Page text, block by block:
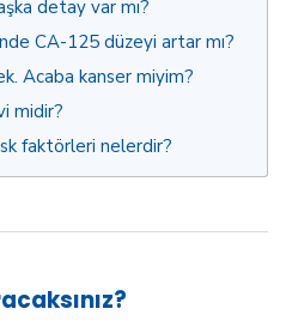
detay var mı?
CA-125 düzeyi artar mı?
Acaba kanser miyim?
midir?
faktörleri nelerdir?